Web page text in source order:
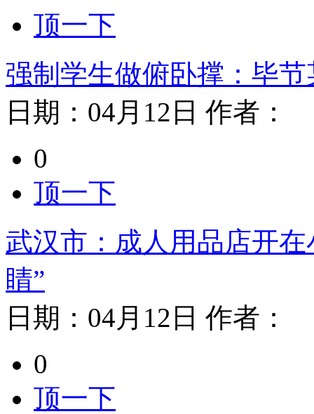
顶一下
强制学生做俯卧撑：毕
日期： 04月12日 作者：
0
顶一下
武汉市：成人用品店开
睛”
日期： 04月12日 作者：
0
顶一下